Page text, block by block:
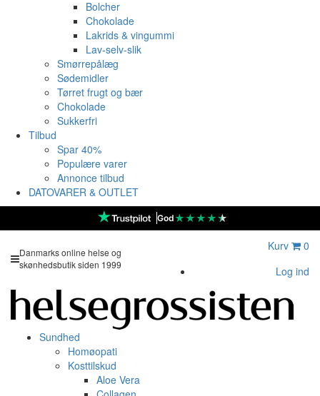
Bolcher
Chokolade
Lakrids & vingummi
Lav-selv-slik
Smørrepålæg
Sødemidler
Tørret frugt og bær
Chokolade
Sukkerfri
Tilbud
Spar 40%
Populære varer
Annonce tilbud
DATOVARER & OUTLET
God★★★★★
Danmarks online helse og
skønhedsbutik siden 1999
Kurv
0
Log ind
Sundhed
Homøopati
Kosttilskud
Aloe Vera